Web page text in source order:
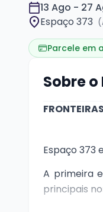
13 Ago - 27
Espaço 373
Parcele em
Sobre o
Espaço 373
A primeira
principais